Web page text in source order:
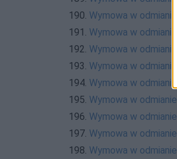
190. Wymowa w odmianie
191. Wymowa w odmianie
192. Wymowa w odmianie
193. Wymowa w odmianie
194. Wymowa w odmianie
195. Wymowa w odmianie
196. Wymowa w odmianie
197. Wymowa w odmianie
198. Wymowa w odmianie